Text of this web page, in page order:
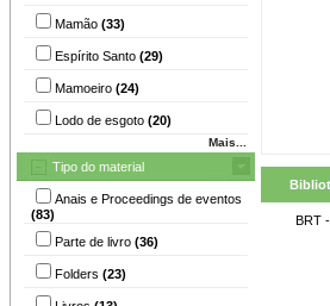
Mamão (33)
Espírito Santo (29)
Mamoeiro (24)
Lodo de esgoto (20)
Mais...
Tipo do material
Anais e Proceedings de eventos
(83)
Parte de livro (36)
Folders (23)
BRT